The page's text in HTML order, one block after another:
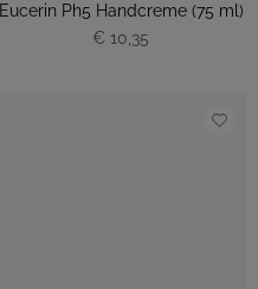
Eucerin Ph5 Handcreme (75 ml)
€ 10,35